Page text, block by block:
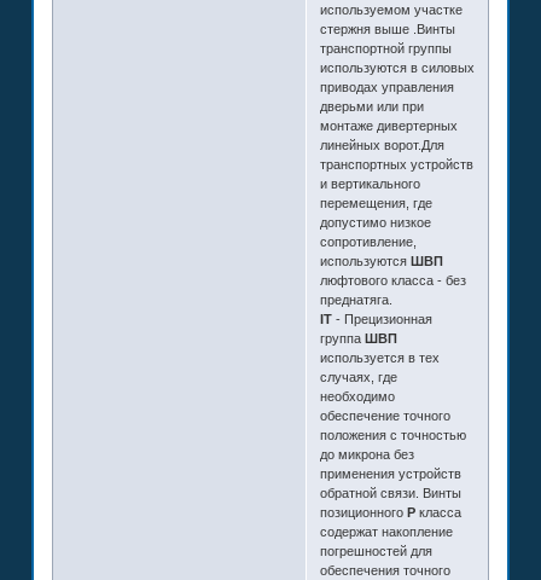
используемом участке
стержня выше .Винты
транспортной группы
используются в силовых
приводах управления
дверьми или при
монтаже дивертерных
линейных ворот.Для
транспортных устройств
и вертикального
перемещения, где
допустимо низкое
сопротивление,
используются ШВП
люфтового класса - без
преднатяга.
IT- Прецизионная
группа ШВП
используется в тех
случаях, где
необходимо
обеспечение точного
положения с точностью
до микрона без
применения устройств
обратной связи. Винты
позиционного Pкласса
содержат накопление
погрешностей для
обеспечения точного